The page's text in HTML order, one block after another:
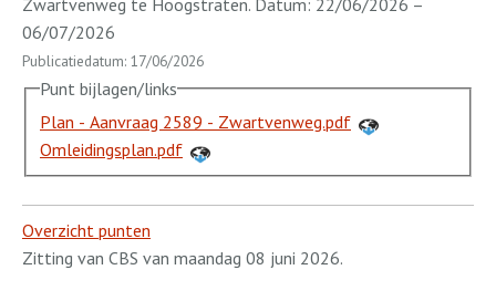
06/07/2026
Publicatiedatum: 17/06/2026
Punt bijlagen/links
Plan - Aanvraag 2589 - Zwartvenweg.pdf
Omleidingsplan.pdf
Overzicht punten
Zitting van CBS van maandag 08 juni 2026.